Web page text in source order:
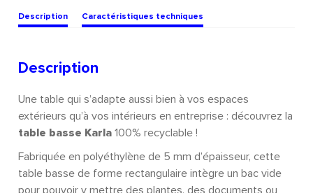
Description Caractéristiques techniques
Description
Une table qui s’adapte aussi bien à vos espaces
extérieurs qu’à vos intérieurs en entreprise : découvrez la
table basse Karla100% recyclable !
Fabriquée en polyéthylène de 5 mm d’épaisseur, cette
table basse de forme rectangulaire intègre un bac vide